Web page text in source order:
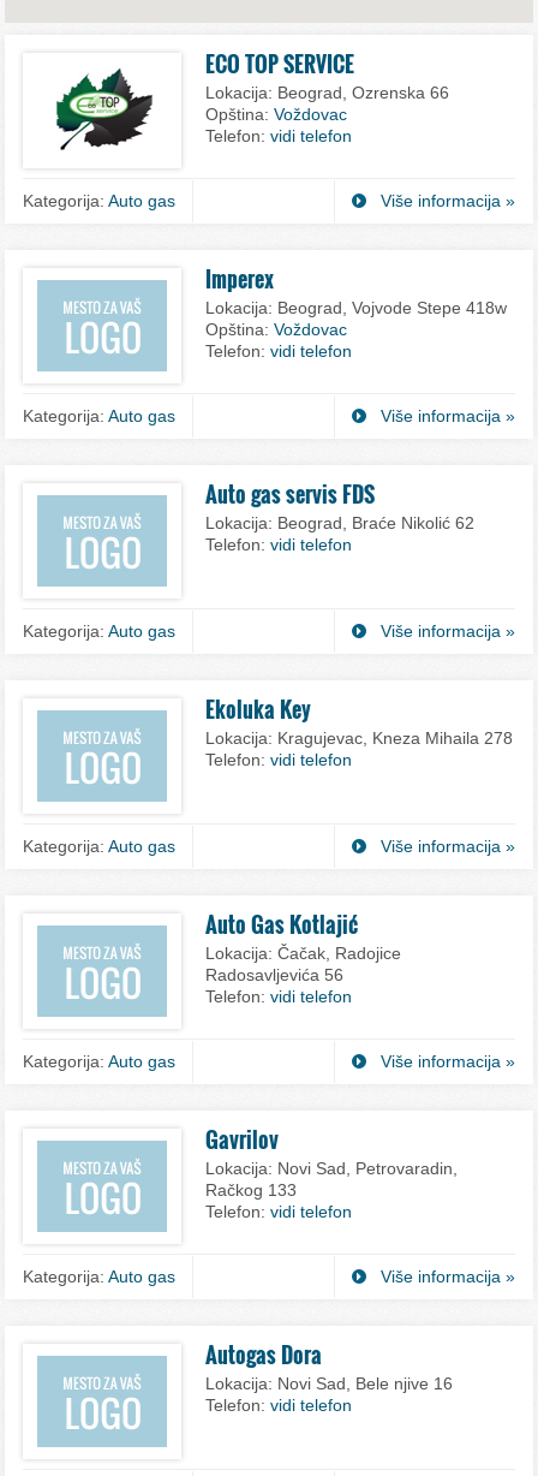
ECO TOP SERVICE
Lokacija: Beograd, Ozrenska 66
Opština:Voždovac
Telefon:vidi telefon
Kategorija:Auto gas Više informacija »
Imperex
Lokacija: Beograd, Vojvode Stepe 418w
Opština:Voždovac
Telefon:vidi telefon
Kategorija:Auto gas Više informacija »
Auto gas servis FDS
Lokacija: Beograd, Braće Nikolić 62
Telefon:vidi telefon
Kategorija:Auto gas Više informacija »
Ekoluka Key
Lokacija: Kragujevac, Kneza Mihaila 278
Telefon:vidi telefon
Kategorija:Auto gas Više informacija »
Auto Gas Kotlajić
Lokacija:Čačak, Radojice
Radosavljevića 56
Telefon:vidi telefon
Kategorija:Auto gas Više informacija »
Gavrilov
Lokacija: Novi Sad, Petrovaradin,
Račkog 133
Telefon:vidi telefon
Kategorija:Auto gas Više informacija »
Autogas Dora
Lokacija: Novi Sad, Bele njive 16
Telefon:vidi telefon